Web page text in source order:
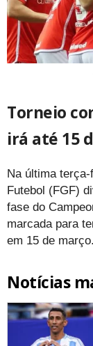
Torneio
irá até 15
Na última
Futebol (FGF)
fase do
marcada para
em 15 de
Notícias